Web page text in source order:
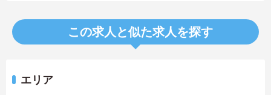
この求人と似た求人を探す
エリア